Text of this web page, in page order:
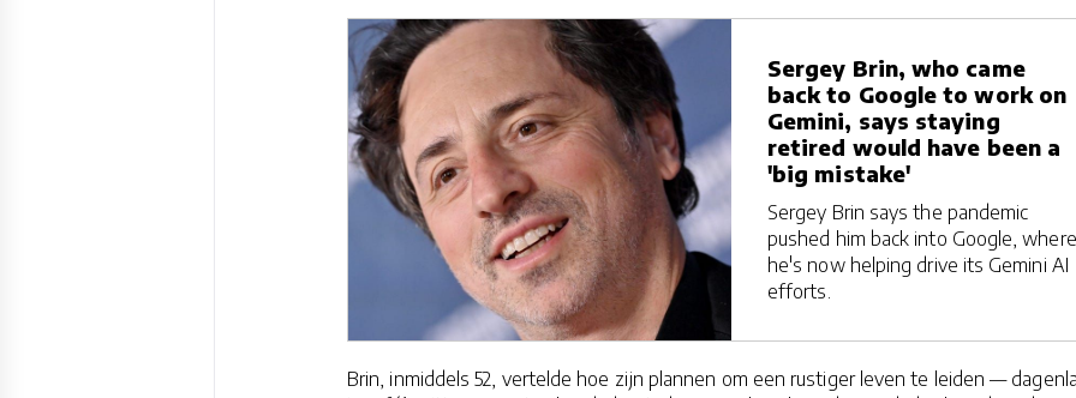
Sergey Brin, who came
back to Google to work on
Gemini, says staying
retired would have been a
'big mistake'
Sergey Brin says the pandemic
pushed him back into Google, where
he's now helping drive its Gemini AI
efforts.
Brin, inmiddels 52, vertelde hoe zijn plannen om een rustiger leven te leiden —